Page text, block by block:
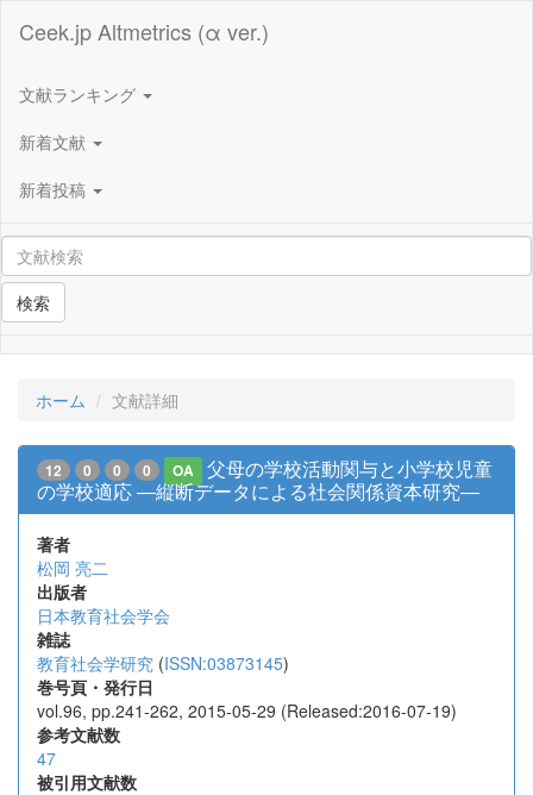
Ceek.jp Altmetrics (α ver.)
文献ランキング
新着文献
新着投稿
検索
ホーム 文献詳細
12 0 0 0 OA
父母の学校活動関与と小学校児童
の学校適応 ―縦断データによる社会関係資本研究―
著者
松岡 亮二
出版者
日本教育社会学会
雑誌
教育社会学研究 (ISSN:03873145)
巻号頁・発行日
vol.96, pp.241-262, 2015-05-29 (Released:2016-07-19)
参考文献数
47
被引用文献数